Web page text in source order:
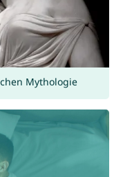
Mythologie